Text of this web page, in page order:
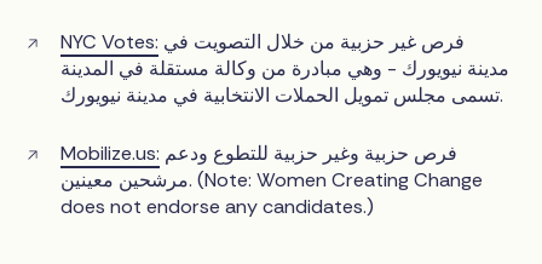
NYC Votes:
مدينة نيويورك - وهي مبادرة من وكالة مستقلة في المدينة
تسمى مجلس تمويل الحملات الانتخابية في مدينة نيويورك.
Mobilize.us:
مرشحين معينين. (Note: Women Creating Change
does not endorse any candidates.)